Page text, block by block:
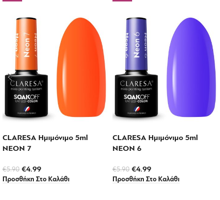
CLARESA Ημιμόνιμο 5ml
NEON 7
€5.90 €4.99
Προσθήκη Στο Καλάθι
CLARESA Ημιμόνιμο 5ml
NEON 6
€5.90 €4.99
Προσθήκη Στο Καλάθι